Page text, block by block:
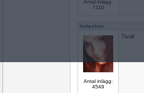
Antal inlägg:
7110
heheckon
Antal inlägg:
4549
Tivoli